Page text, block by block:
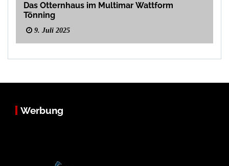
Das Otternhaus im Multimar Wattform
Tönning
9. Juli 2025
Werbung